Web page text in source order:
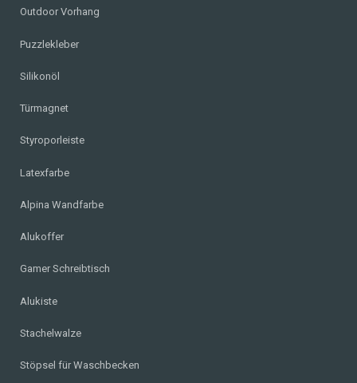
Outdoor Vorhang
Puzzlekleber
Silikonöl
Türmagnet
Styroporleiste
Latexfarbe
Alpina Wandfarbe
Alukoffer
Gamer Schreibtisch
Alukiste
Stachelwalze
Stöpsel für Waschbecken